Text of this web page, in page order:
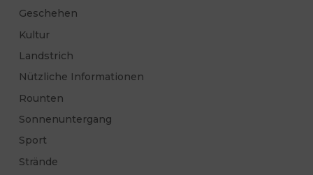
Geschehen
Kultur
Landstrich
Nützliche Informationen
Rounten
Sonnenuntergang
Sport
Strände